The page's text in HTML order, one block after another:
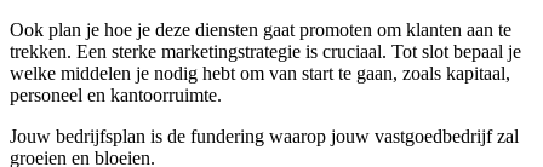
Ook plan je hoe je deze diensten gaat promoten om klanten aan te
trekken. Een sterke marketingstrategie is cruciaal. Tot slot bepaal je
welke middelen je nodig hebt om van start te gaan, zoals kapitaal,
personeel en kantoorruimte.
Jouw bedrijfsplan is de fundering waarop jouw vastgoedbedrijf zal
groeien en bloeien.